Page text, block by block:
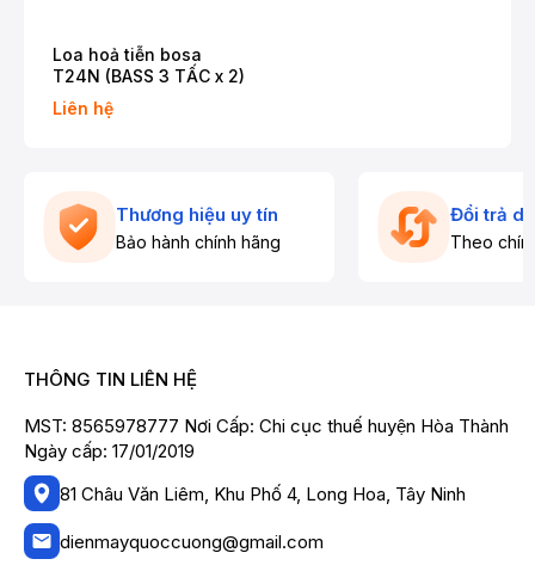
Loa hoả tiễn bosa
T24N (BASS 3 TẤC x 2)
Liên hệ
Thương hiệu uy tín
Bảo hành chính hãng
Đổi trả
Theo
THÔNG TIN LIÊN HỆ
MST: 8565978777 Nơi Cấp: Chi cục thuế huyện Hòa Thành
Ngày cấp: 17/01/2019
81 Châu Văn Liêm, Khu Phố 4, Long Hoa, Tây Ninh
dienmayquoccuong@gmail.com